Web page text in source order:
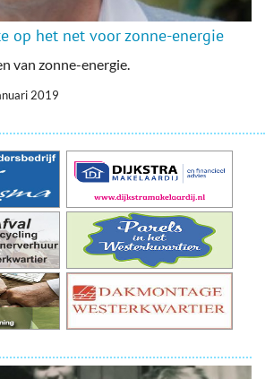
op het net voor zonne-energie
van zonne-energie.
2019